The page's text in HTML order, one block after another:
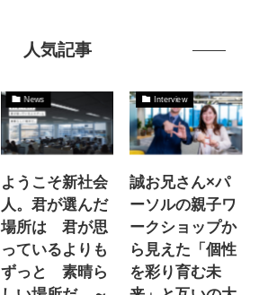
人気記事
News
ようこそ新社会
人。君が選んだ
場所は 君が思
っているよりも
ずっと 素晴ら
Interview
誠お兄さん×パ
ーソルの親子ワ
ークショップか
ら見えた「個性
を彩り育む未